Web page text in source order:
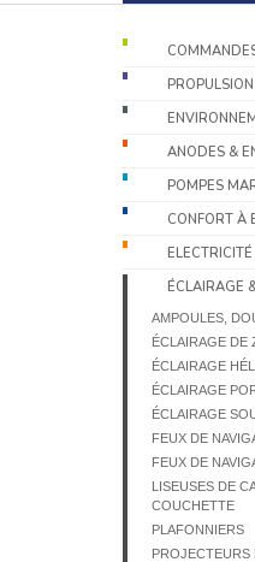
PROPULSION
ANODES &
POMPES
CONFORT À
ÉCLAIRAGE
AMPOULES,
ÉCLAIRAGE DE
ÉCLAIRAGE
ÉCLAIRAGE
ÉCLAIRAGE
FEUX DE
FEUX DE
LISEUSES DE
COUCHETTE
PLAFONNIERS
PROJECTEURS